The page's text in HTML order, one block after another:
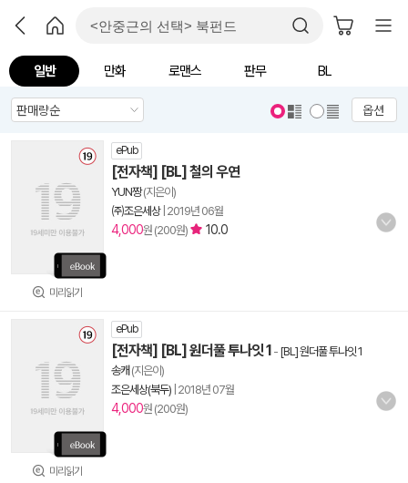
일반 만화 로맨스 판무 BL
옵션
미리읽기
ePub
[전자책] [BL] 철의 우연
YUN짱(지은이)
㈜조은세상| 2019년 06월
4,000원 (200원) 10.0
미리읽기
ePub
[전자책] [BL] 원더풀 투나잇 1 - [BL] 원더풀 투나잇 1
송캐 (지은이)
조은세상(북두) 2018년 07월
4,000원 (200원)